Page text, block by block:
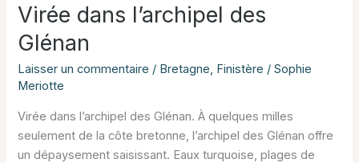
Virée dans l’archipel des
Glénan
Laisser un commentaire / Bretagne, Finistère /Sophie
Meriotte
Virée dans l’archipel des Glénan. À quelques milles
seulement de la côte bretonne, l’archipel des Glénan offre
un dépaysement saisissant. Eaux turquoise, plages de